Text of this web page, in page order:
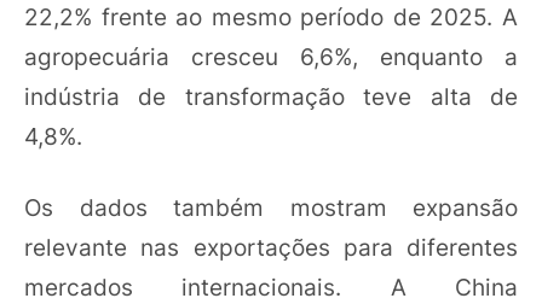
22,2% frente ao mesmo período de 2025. A
agropecuária cresceu 6,6%, enquanto a
indústria de transformação teve alta de
4,8%.
Os dados também mostram expansão
relevante nas exportações para diferentes
mercados internacionais. A China